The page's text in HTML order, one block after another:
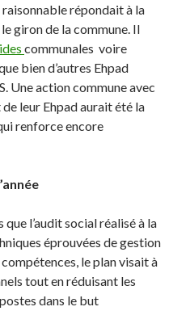
répondait à la
giron de la commune. Il
communales voire
bien d’autres Ehpad
Une action commune avec
leur Ehpad aurait été la
renforce encore
l’audit social réalisé à la
éprouvées de gestion
le plan visait à
tout en réduisant les
dans le but